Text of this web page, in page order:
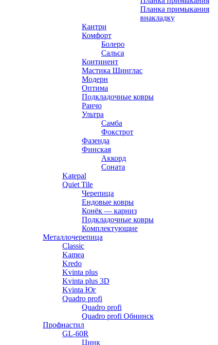
Планка примыкания
внакладку
Кантри
Комфорт
Болеро
Сальса
Континент
Мастика Шинглас
Модерн
Оптима
Подкладочные ковры
Ранчо
Ультра
Самба
Фокстрот
Фазенда
Финская
Аккорд
Соната
Katepal
Quiet Tile
Черепица
Ендовые ковры
Конёк — карниз
Подкладочные ковры
Комплектующие
Металлочерепица
Classic
Kamea
Kredo
Kvinta plus
Kvinta plus 3D
Kvinta Юг
Quadro profi
Quadro profi
Quadro profi Обнинск
Профнастил
GL-60R
Цинк